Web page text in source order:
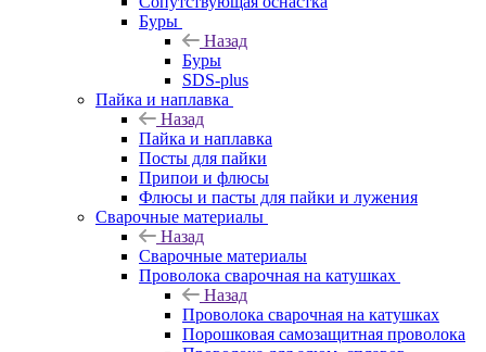
Буры
Назад
Буры
SDS-plus
Пайка и наплавка
Назад
Пайка и наплавка
Посты для пайки
Припои и флюсы
Флюсы и пасты для пайки и лужения
Сварочные материалы
Назад
Сварочные материалы
Проволока сварочная на катушках
Назад
Проволока сварочная на катушках
Порошковая самозащитная проволока